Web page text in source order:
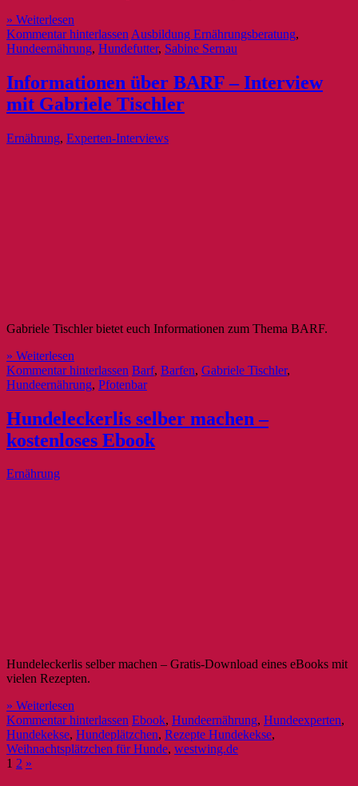
» Weiterlesen
Kommentar hinterlassen Ausbildung Ernährungsberatung,
Hundeernährung, Hundefutter, Sabine Sernau
Informationen über BARF – Interview
mit Gabriele Tischler
Ernährung, Experten-Interviews
Gabriele Tischler bietet euch Informationen zum Thema BARF.
» Weiterlesen
Kommentar hinterlassen Barf, Barfen, Gabriele Tischler,
Hundeernährung, Pfotenbar
Hundeleckerlis selber machen –
kostenloses Ebook
Ernährung
Hundeleckerlis selber machen – Gratis-Download eines eBooks mit
vielen Rezepten.
» Weiterlesen
Kommentar hinterlassen Ebook, Hundeernährung, Hundeexperten,
Hundekekse, Hundeplätzchen, Rezepte Hundekekse,
Weihnachtsplätzchen für Hunde, westwing.de
1 2 »